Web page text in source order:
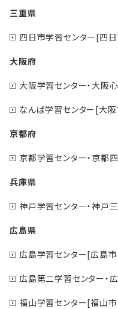
三重県
四日市学習センター[四
大阪府
大阪学習センター・大阪
なんば学習センター[大
京都府
京都学習センター・京都
兵庫県
神戸学習センター・神戸
広島県
広島学習センター[広島
広島第二学習センター・
福山学習センター[福山